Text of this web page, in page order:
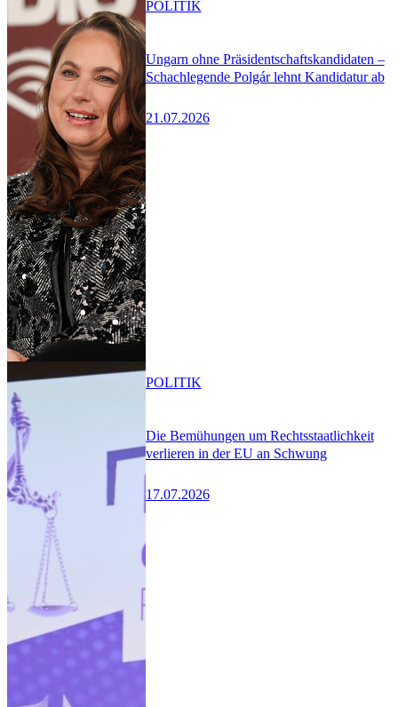
Ungarn ohne Präsidentschaftskandidaten –
Schachlegende Polgár lehnt Kandidatur ab
21.07.2026
POLITIK
Die Bemühungen um Rechtsstaatlichkeit
verlieren in der EU an Schwung
17.07.2026
POLITIK